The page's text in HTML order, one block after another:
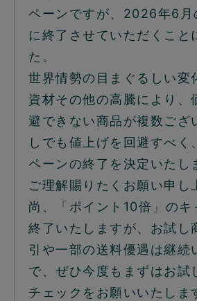
ペーンですが、2026年6月
に終了させていただくこと
た。
世界情勢の目まぐるしい変
資材その他の高騰により、
避できない商品が複数ござ
しでも値上げを回避すべく
ペーンの終了を決定いたし
ご理解賜りたくお願い申し
尚、「ポイント10倍」のキ
終了いたしますが、お試し
引や一部の送料優遇は継続
で、ぜひ今度もまずはお試
チェックをお願いいたしま